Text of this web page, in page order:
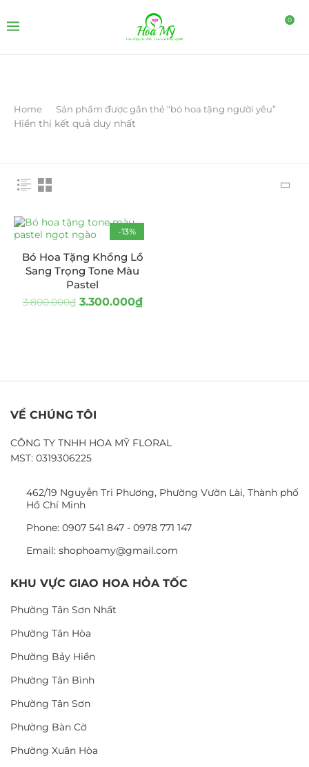
0
Home Sản phẩm được gắn thẻ “bó hoa tặng người yêu”
Hiển thị kết quả duy nhất
-13%
Bó Hoa Tặng Khổng Lồ
Sang Trọng Tone Màu
Pastel
3.800.000₫ 3.300.000₫
VỀ CHÚNG TÔI
CÔNG TY TNHH HOA MỸ FLORAL
MST: 0319306225
462/19 Nguyễn Tri Phương, Phường Vườn Lài, Thành phố
Hồ Chí Minh
Phone: 0907 541 847 - 0978 771 147
Email: shophoamy@gmail.com
KHU VỰC GIAO HOA HỎA TỐC
Phường Tân Sơn Nhất
Phường Tân Hòa
Phường Bảy Hiền
Phường Tân Bình
Phường Tân Sơn
Phường Bàn Cờ
Phường Xuân Hòa